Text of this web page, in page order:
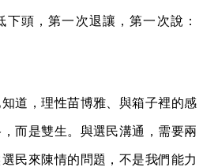
下頭，第一次退讓，第一次說：
道，理性苗博雅、與箱子裡的感
而是雙生。與選民溝通，需要兩
民來陳情的問題，不是我們能力